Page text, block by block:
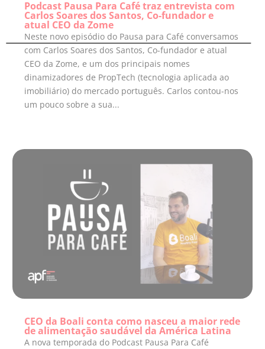
Podcast Pausa Para Café traz entrevista com
Carlos Soares dos Santos, Co-fundador e
atual CEO da Zome
Neste novo episódio do Pausa para Café conversamos
com Carlos Soares dos Santos, Co-fundador e atual
CEO da Zome, e um dos principais nomes
dinamizadores de PropTech (tecnologia aplicada ao
imobiliário) do mercado português. Carlos contou-nos
um pouco sobre a sua...
CEO da Boali conta como nasceu a maior rede
de alimentação saudável da América Latina
A nova temporada do Podcast Pausa Para Café